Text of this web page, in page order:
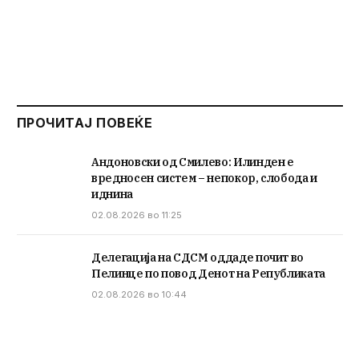
ПРОЧИТАЈ ПОВЕЌЕ
Андоновски од Смилево: Илинден е
вредносен систем – непокор, слобода и
иднина
02.08.2026 во 11:25
Делегација на СДСМ оддаде почит во
Пелинце по повод Денот на Републиката
02.08.2026 во 10:44